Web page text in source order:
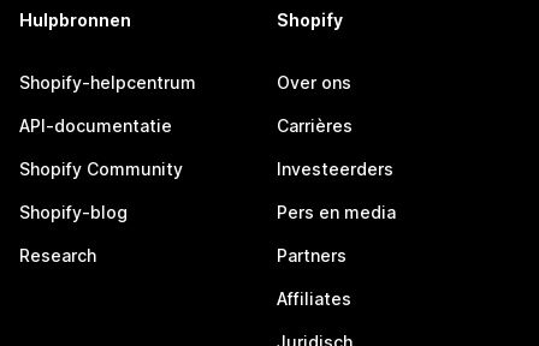
Hulpbronnen
Shopify-helpcentrum
API-documentatie
Shopify Community
Shopify-blog
Research
Shopify
Over ons
Carrières
Investeerders
Pers en media
Partners
Affiliates